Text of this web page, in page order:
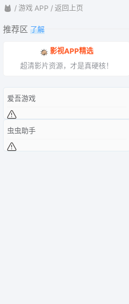
/ 游戏 APP / 返回上页
推荐区 了解
影视APP精选
超清影片资源，才是真硬核！
爱吾游戏
虫虫助手